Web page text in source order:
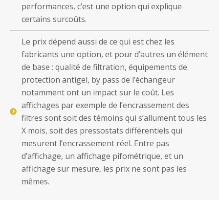
performances, c’est une option qui explique
certains surcoûts.
Le prix dépend aussi de ce qui est chez les
fabricants une option, et pour d’autres un élément
de base : qualité de filtration, équipements de
protection antigel, by pass de l’échangeur
notamment ont un impact sur le coût. Les
affichages par exemple de l’encrassement des
filtres sont soit des témoins qui s’allument tous les
X mois, soit des pressostats différentiels qui
mesurent l’encrassement réel. Entre pas
d’affichage, un affichage pifométrique, et un
affichage sur mesure, les prix ne sont pas les
mêmes.